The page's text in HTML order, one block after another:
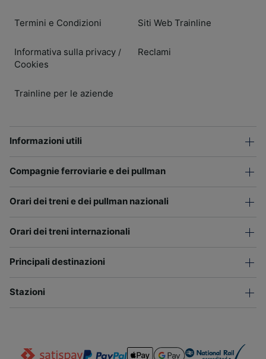
Termini e Condizioni
Informativa sulla privacy /
Cookies
Trainline per le aziende
Siti Web Trainline
Reclami
Informazioni utili
Compagnie ferroviarie e dei pullman
Orari dei treni e dei pullman nazionali
Orari dei treni internazionali
Principali destinazioni
Stazioni